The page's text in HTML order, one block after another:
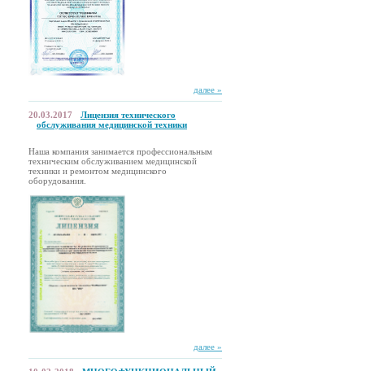
далее »
20.03.2017
Лицензия технического
обслуживания медицинской техники
Наша компания занимается профессиональным
техническим обслуживанием медицинской
техники и ремонтом медицинского
оборудования.
далее »